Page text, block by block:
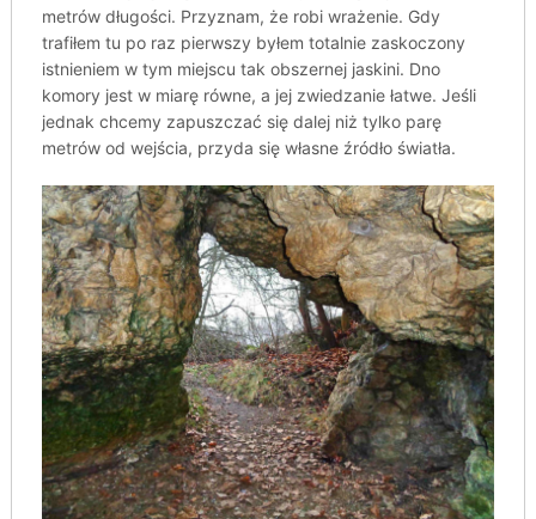
metrów długości. Przyznam, że robi wrażenie. Gdy
trafiłem tu po raz pierwszy byłem totalnie zaskoczony
istnieniem w tym miejscu tak obszernej jaskini. Dno
komory jest w miarę równe, a jej zwiedzanie łatwe. Jeśli
jednak chcemy zapuszczać się dalej niż tylko parę
metrów od wejścia, przyda się własne źródło światła.